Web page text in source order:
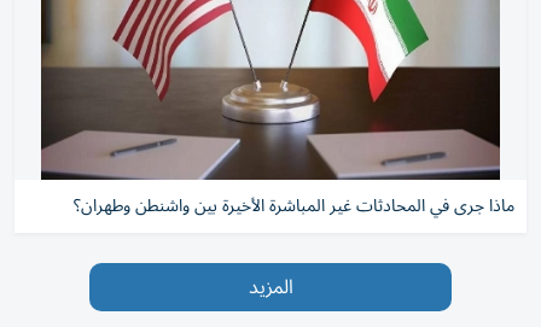
ماذا جرى في المحادثات غير المباشرة الأخيرة بين واشنطن وطهران؟
المزيد